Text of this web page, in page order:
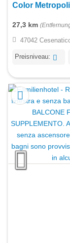
Color
27,3 km
47042
Preisniveau: